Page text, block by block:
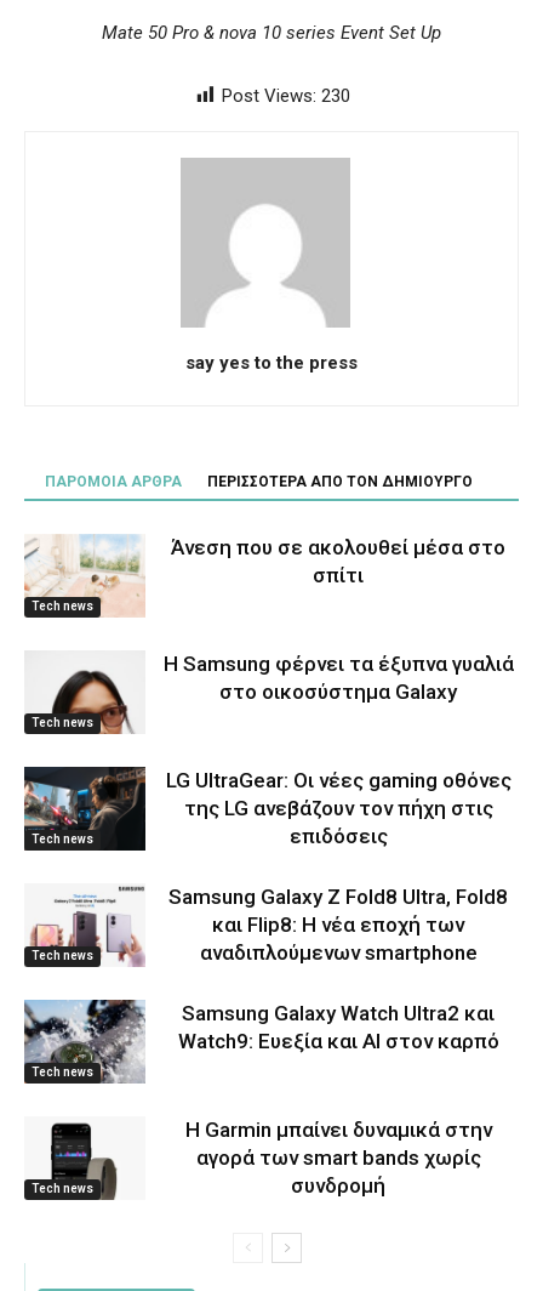
Mate 50 Pro & nova 10 series Event Set Up
Post Views: 230
say yes to the press
ΠΑΡΟΜΟΙΑ ΑΡΘΡΑ ΠΕΡΙΣΣΟΤΕΡΑ ΑΠΟ ΤΟΝ ΔΗΜΙΟΥΡΓΟ
Tech news
Άνεση που σε ακολουθεί μέσα στο
σπίτι
Tech news
Η Samsung φέρνει τα έξυπνα γυαλιά
στο οικοσύστημα Galaxy
Tech news
LG UltraGear: Οι νέες gaming οθόνες
της LG ανεβάζουν τον πήχη στις
επιδόσεις
Tech news
Samsung Galaxy Z Fold8 Ultra, Fold8
και Flip8: Η νέα εποχή των
αναδιπλούμενων smartphone
Tech news
Samsung Galaxy Watch Ultra2 και
Watch9: Ευεξία και AI στον καρπό
Tech news
Η Garmin μπαίνει δυναμικά στην
αγορά των smart bands χωρίς
συνδρομή